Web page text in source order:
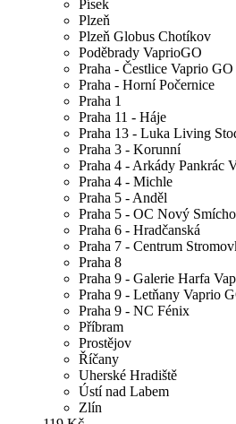
Písek
Plzeň
Plzeň Globus Chotíkov
Poděbrady VaprioGO
Praha - Čestlice Vaprio GO
Praha - Horní Počernice
Praha 1
Praha 11 - Háje
Praha 13 - Luka Living
Praha 3 - Korunní
Praha 4 - Arkády Pankrác
Praha 4 - Michle
Praha 5 - Anděl
Praha 5 - OC Nový
Praha 6 - Hradčanská
Praha 7 - Centrum
Praha 8
Praha 9 - Galerie Harfa
Praha 9 - Letňany Vaprio
Praha 9 - NC Fénix
Příbram
Prostějov
Říčany
Uherské Hradiště
Ústí nad Labem
Zlín